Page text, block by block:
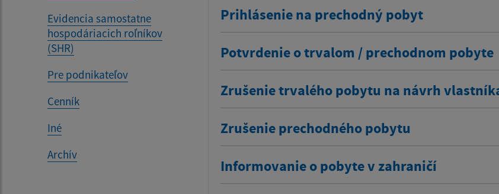
Evidencia samostatne
hospodáriacich roľníkov
(SHR)
Pre podnikateľov
Cenník
Iné
Archív
Prihlásenie na prechodný pobyt
Potvrdenie o trvalom / prechodnom pobyte
Zrušenie trvalého pobytu na návrh
Zrušenie prechodného pobytu
Informovanie o pobyte v zahraničí